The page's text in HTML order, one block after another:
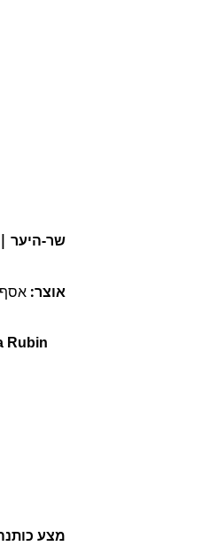
שר-היער
אוצר:
Rubin
מצע